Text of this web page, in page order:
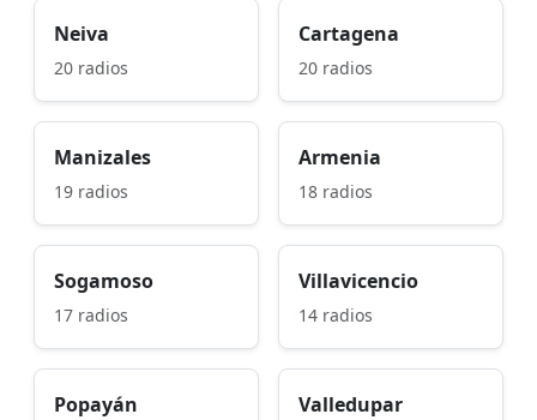
Neiva
20 radios
Cartagena
20 radios
Manizales
19 radios
Armenia
18 radios
Sogamoso
17 radios
Villavicencio
14 radios
Popayán Valledupar